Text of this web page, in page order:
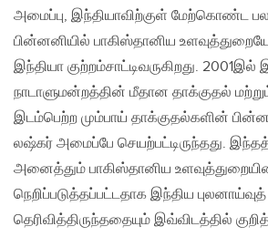
அமைப்பு, இந்தியாவிற்குள் மேற்கொண்ட
பின்னனியில் பாகிஸ்தானிய
இந்தியா குற்றம்சாட்டிவருகிறது.
நாடாளுமன்றத்தின் மீதான தாக்குதல்
இடம்பெற்ற மும்பாய் தாக்குதல்களின்
லஷ்கர் அமைப்பே செயற்பட்டிருந்தது.
அனைத்தும் பாகிஸ்தானிய
நெறிப்படுத்தப்பட்டதாக இந்திய
தெரிவித்திருந்ததையும் இவ்விடத்தில்